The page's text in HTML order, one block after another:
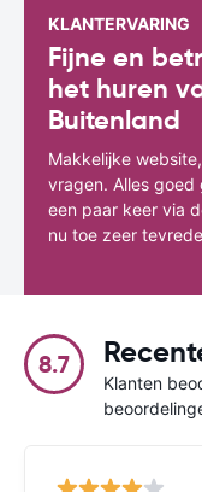
KLANTERVARING
Fijne en
het huren
Buitenland
Makkelijke
vragen. Alles goed
een paar keer via
nu toe zeer
8.7
Klanten